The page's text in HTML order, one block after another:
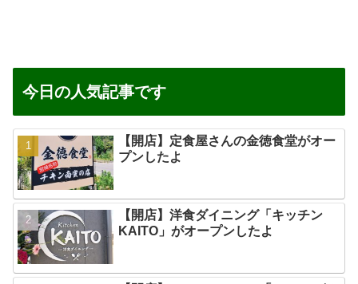
今日の人気記事です
【開店】定食屋さんの金徳食堂がオー
プンしたよ
【開店】洋食ダイニング「キッチン
KAITO」がオープンしたよ